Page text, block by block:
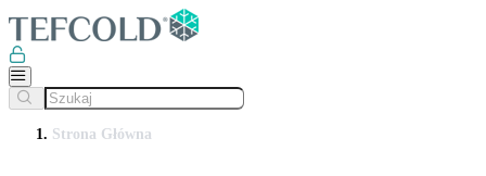
Strona Główna